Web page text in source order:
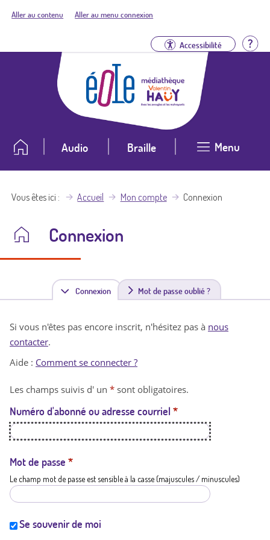
Aller au contenu Aller au menu connexion
Accessibilité
Audio Braille Menu
Vous êtes ici Accueil Mon compte Connexion
Connexion
Connexion(
n
t
a
t
i
Mot de passe oublié ?
Si vous n'êtes pas encore inscrit, n'hésitez pas à nous
contacter.
Aide : Comment se connecter ?
Les champs suivis d' un * sont obligatoires.
Numéro d'abonné ou adresse courriel *
Mot de passe *
Le champ mot de passe est sensible à la casse (majuscules / minuscules)
Se souvenir de moi